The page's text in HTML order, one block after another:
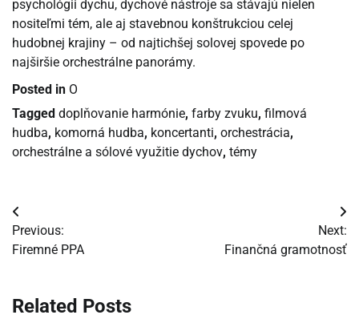
psychológii dychu, dychové nástroje sa stávajú nielen
nositeľmi tém, ale aj stavebnou konštrukciou celej
hudobnej krajiny – od najtichšej solovej spovede po
najširšie orchestrálne panorámy.
Posted in O
Tagged doplňovanie harmónie, farby zvuku, filmová
hudba, komorná hudba, koncertanti, orchestrácia,
orchestrálne a sólové využitie dychov, témy
Navigácia
v
Previous:
Firemné PPA
Next:
Finančná gramotnosť
Related Posts